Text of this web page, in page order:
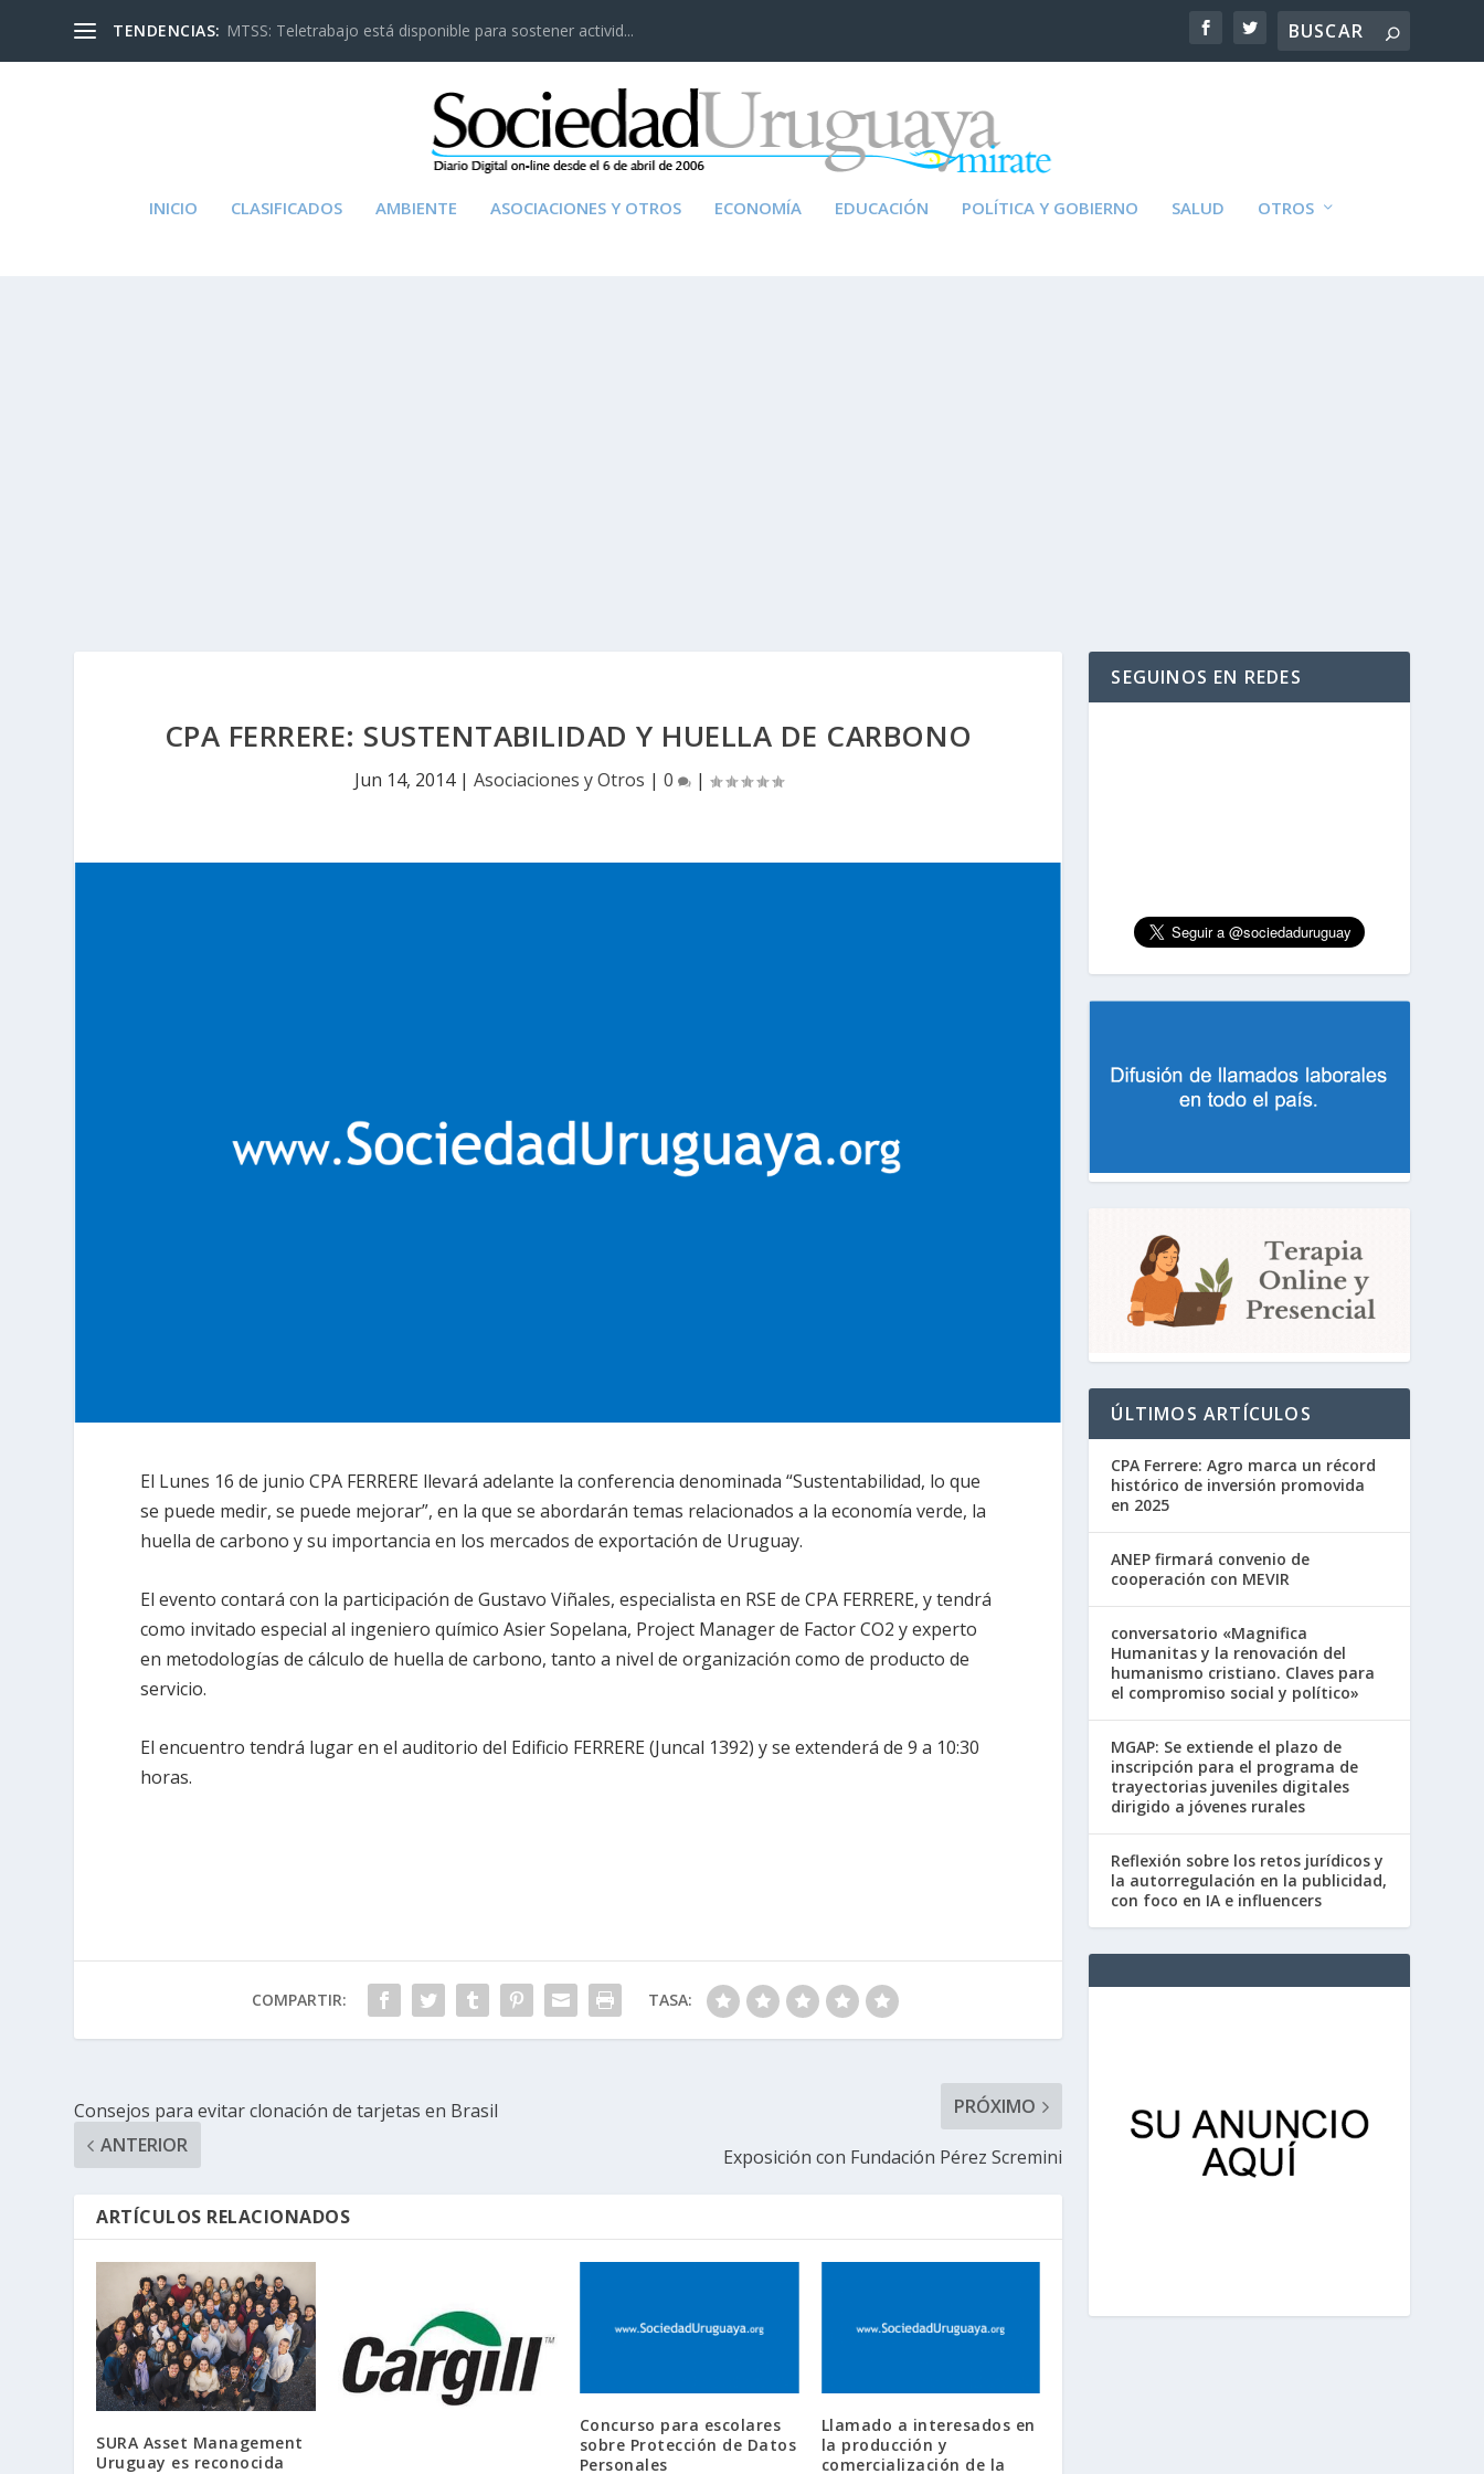
TENDENCIAS: MTSS: Teletrabajo está disponible para sostener activid...
INICIO CLASIFICADOS AMBIENTE ASOCIACIONES Y OTROS ECONOMÍA EDUCACIÓN POLÍTICA Y GOBIERNO SALUD OTROS
CPA FERRERE: SUSTENTABILIDAD Y HUELLA DE CARBONO
Jun 14, 2014| Asociaciones y Otros | 0 |
El Lunes 16 de junio CPA FERRERE llevará adelante la conferencia denominada “Sustentabilidad, lo que
se puede medir, se puede mejorar”, en la que se abordarán temas relacionados a la economía verde, la
huella de carbono y su importancia en los mercados de exportación de Uruguay.
El evento contará con la participación de Gustavo Viñales, especialista en RSE de CPA FERRERE, y tendrá
como invitado especial al ingeniero químico Asier Sopelana, Project Manager de Factor CO2 y experto
en metodologías de cálculo de huella de carbono, tanto a nivel de organización como de producto de
servicio.
El encuentro tendrá lugar en el auditorio del Edificio FERRERE (Juncal 1392) y se extenderá de 9 a 10:30
horas.
COMPARTIR: TASA:
Consejos para evitar clonación de tarjetas en Brasil
ANTERIOR
PRÓXIMO
Exposición con Fundación Pérez Scremini
ARTÍCULOS RELACIONADOS
SURA Asset Management
Uruguay es reconocida
Concurso para escolares
sobre Protección de Datos
Personales
Llamado a interesados en
la producción y
comercialización de la
SEGUINOS EN REDES
ÚLTIMOS ARTÍCULOS
CPA Ferrere: Agro marca un récord
histórico de inversión promovida
en 2025
ANEP firmará convenio de
cooperación con MEVIR
conversatorio «Magnifica
Humanitas y la renovación del
humanismo cristiano. Claves para
el compromiso social y político»
MGAP: Se extiende el plazo de
inscripción para el programa de
trayectorias juveniles digitales
dirigido a jóvenes rurales
Reflexión sobre los retos jurídicos y
la autorregulación en la publicidad,
con foco en IA e influencers